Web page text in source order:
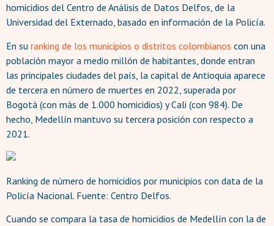
homicidios del Centro de Análisis de Datos Delfos, de la
Universidad del Externado, basado en información de la Policía.
En su ranking de los municipios o distritos colombianos con una
población mayor a medio millón de habitantes, donde entran
las principales ciudades del país, la capital de Antioquia aparece
de tercera en número de muertes en 2022, superada por
Bogotá (con más de 1.000 homicidios) y Cali (con 984). De
hecho, Medellín mantuvo su tercera posición con respecto a
2021.
Ranking de número de homicidios por municipios con data de la
Policía Nacional. Fuente: Centro Delfos.
Cuando se compara la tasa de homicidios de Medellín con la de